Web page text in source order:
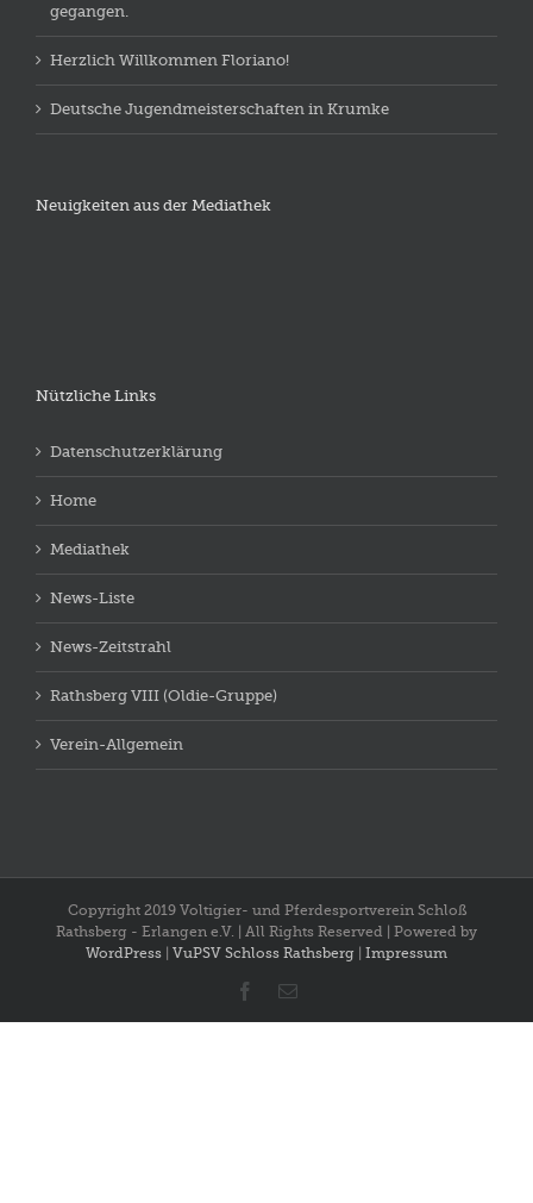
gegangen.
Herzlich Willkommen Floriano!
Deutsche Jugendmeisterschaften in Krumke
Neuigkeiten aus der Mediathek
Nützliche Links
Datenschutzerklärung
Home
Mediathek
News-Liste
News-Zeitstrahl
Rathsberg VIII (Oldie-Gruppe)
Verein-Allgemein
Copyright 2019 Voltigier- und Pferdesportverein Schloß
Rathsberg - Erlangen e.V. | All Rights Reserved | Powered by
WordPress
VuPSV Schloss Rathsberg Impressum
Facebook
E-